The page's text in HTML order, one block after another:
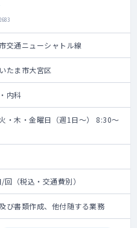
交通ニューシャトル線
たま市大宮区
内科
・木・金曜日（週1日～） 8:30～
（税込・交通費別）
び書類作成、他付随する業務